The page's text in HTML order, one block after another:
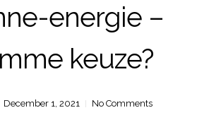
energie –
keuze?
December 1, 2021 No Comments